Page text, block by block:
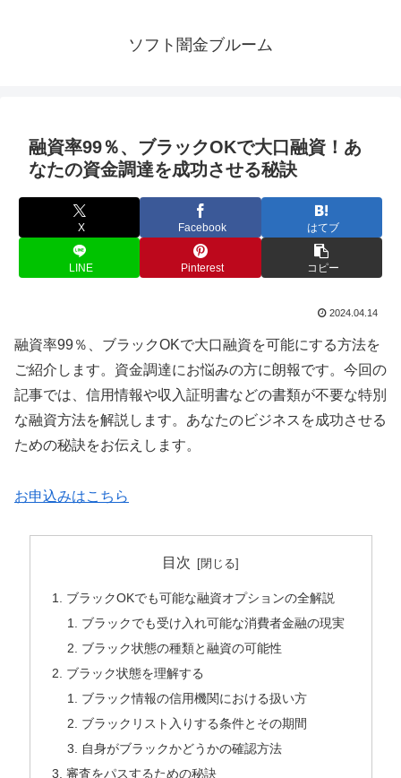
ソフト闇金ブルーム
融資率99％、ブラックOKで大口融資！あ
なたの資金調達を成功させる秘訣
X Facebook はてブ
LINE Pinterest コピー
2024.04.14
融資率99％、ブラックOKで大口融資を可能にする方法を
ご紹介します。資金調達にお悩みの方に朗報です。今回の
記事では、信用情報や収入証明書などの書類が不要な特別
な融資方法を解説します。あなたのビジネスを成功させる
ための秘訣をお伝えします。
お申込みはこちら
目次
ブラックOKでも可能な融資オプションの全解説
ブラックでも受け入れ可能な消費者金融の現実
ブラック状態の種類と融資の可能性
ブラック状態を理解する
ブラック情報の信用機関における扱い方
ブラックリスト入りする条件とその期間
自身がブラックかどうかの確認方法
審査をパスするための秘訣